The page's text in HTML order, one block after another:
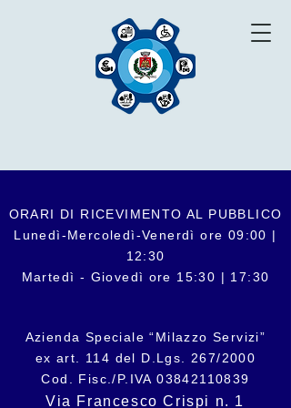
ORARI DI RICEVIMENTO AL PUBBLICO
Lunedì-Mercoledì-Venerdì ore 09:00 |
12:30
Martedì - Giovedì ore 15:30 | 17:30
Azienda Speciale “Milazzo Servizi”
ex art. 114 del D.Lgs. 267/2000
Cod. Fisc./P.IVA03842110839
Via Francesco Crispi n. 1